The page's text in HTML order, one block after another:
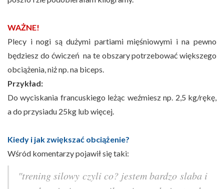
WAŻNE!
Plecy i nogi są dużymi partiami mięśniowymi i na pewno
będziesz do ćwiczeń na te obszary potrzebować większego
obciążenia, niż np. na biceps.
Przykład:
Do wyciskania francuskiego leżąc weźmiesz np. 2,5 kg/rękę,
a do przysiadu 25kg lub więcej.
Kiedy i jak zwiększać obciążenie?
Wśród komentarzy pojawił się taki:
"trening silowy czyli co? jestem bardzo slaba i